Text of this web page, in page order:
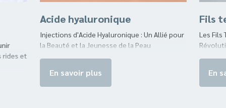
rides et
Acide hyaluronique
Injections d'Acide Hyaluronique : Un Allié pour
la Beauté et la Jeunesse de la Peau
En savoir plus
Fils
Les Fils
En